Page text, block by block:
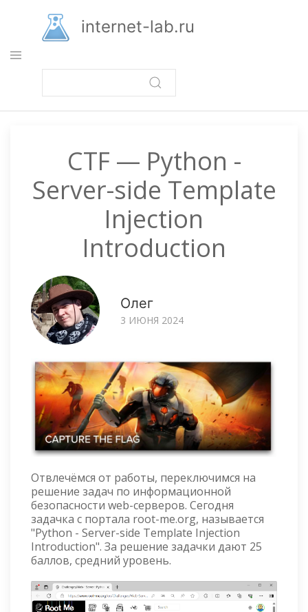
основному
содержанию
internet-lab.ru
CTF — Python -
Server-side Template
Injection
Introduction
Олег
3 ИЮНЯ 2024
Отвлечёмся от работы, переключимся на
решение задач по информационной
безопасности web-серверов. Сегодня
задачка с портала root-me.org, называется
"Python - Server-side Template Injection
Introduction". За решение задачки дают 25
баллов, средний уровень.